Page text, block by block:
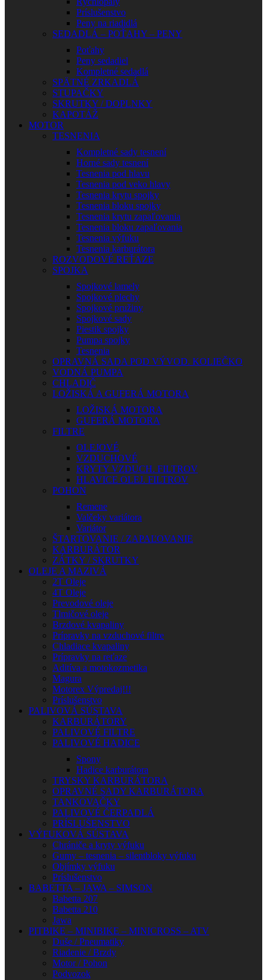
Príslušenstvo
Peny na riadidlá
SEDADLÁ – POŤAHY – PENY
Poťahy
Peny sedadiel
Kompletné sedadlá
SPÄTNÉ ZRKADLÁ
STUPAČKY
SKRUTKY / DOPLNKY
KAPOTÁŽ
MOTOR
TESNENIA
Kompletné sady tesnení
Horné sady tesnení
Tesnenia pod hlavu
Tesnenia pod veko hlavy
Tesnenia krytu spojky
Tesnenia bloku spojky
Tesnenia krytu zapaľovania
Tesnenia bloku zapaľovania
Tesnenia výfuku
Tesnenia karburátora
ROZVODOVÉ REŤAZE
SPOJKA
Spojkové lamely
Spojkové plechy
Spojkové pružiny
Spojkové sady
Piestik spojky
Pumpa spojky
Tesnenia
OPRAVNÁ SADA POD VÝVOD. KOLIEČKO
VODNÁ PUMPA
CHLADIČ
LOŽISKÁ A GUFERÁ MOTORA
LOŽISKÁ MOTORA
GUFERÁ MOTORA
FILTRE
OLEJOVÉ
VZDUCHOVÉ
KRYTY VZDUCH. FILTROV
HLAVICE OLEJ. FILTROV
POHON
Remene
Valčeky variátora
Variátor
ŠTARTOVANIE / ZAPAĽOVANIE
KARBURÁTOR
ZÁTKY / SKRUTKY
OLEJE A MAZIVÁ
2T Oleje
4T Oleje
Prevodové oleje
Tlmičové oleje
Brzdové kvapaliny
Prípravky na vzduchové filtre
Chladiace kvapaliny
Prípravky na reťaze
Aditíva a motokozmetika
Magura
Motorex Výpredaj!!!
Príslušenstvo
PALIVOVÁ SÚSTAVA
KARBURÁTORY
PALIVOVÉ FILTRE
PALIVOVÉ HADICE
Spony
Hadice karburátora
TRYSKY KARBURÁTORA
OPRAVNÉ SADY KARBURÁTORA
TANKOVAČKY
PALIVOVÉ ČERPADLÁ
PRÍSLUŠENSTVO
VÝFUKOVÁ SÚSTAVA
Chrániče a kryty výfuku
Gumy – tesnenia – silentbloky výfuku
Objímky výfuku
Príslušenstvo
BABETTA – JAWA – SIMSON
Babetta 207
Babetta 210
Jawa
PITBIKE – MINIBIKE – MINICROSS – ATV
Duše / Pneumatiky
Riadenie / Brzdy
Motor / Pohon
Podvozok